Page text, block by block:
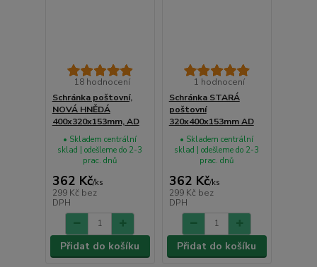
18 hodnocení
Schránka poštovní,
NOVÁ HNĚDÁ
400x320x153mm, AD
362 Kč/ks
299 Kč bez
DPH
• Skladem centrální
sklad | odešleme do 2-3
prac. dnů
Přidat do košíku
1 hodnocení
Schránka STARÁ
poštovní
320x400x153mm AD
362 Kč/ks
299 Kč bez
DPH
• Skladem centrální
sklad | odešleme do 2-3
prac. dnů
Přidat do košíku